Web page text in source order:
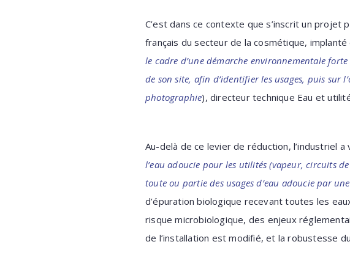
C’est dans ce contexte que s’inscrit un projet
français du secteur de la cosmétique, implanté
le cadre d’une démarche environnementale
de son site, afin d’identifier les usages, puis sur
photographie), directeur technique Eau et
Au-delà de ce levier de réduction, l’industriel
l’eau adoucie pour les utilités (vapeur, circuits
toute ou partie des usages d’eau adoucie par
d’épuration biologique recevant toutes les
risque microbiologique, des enjeux
de l’installation est modifié, et la robustesse